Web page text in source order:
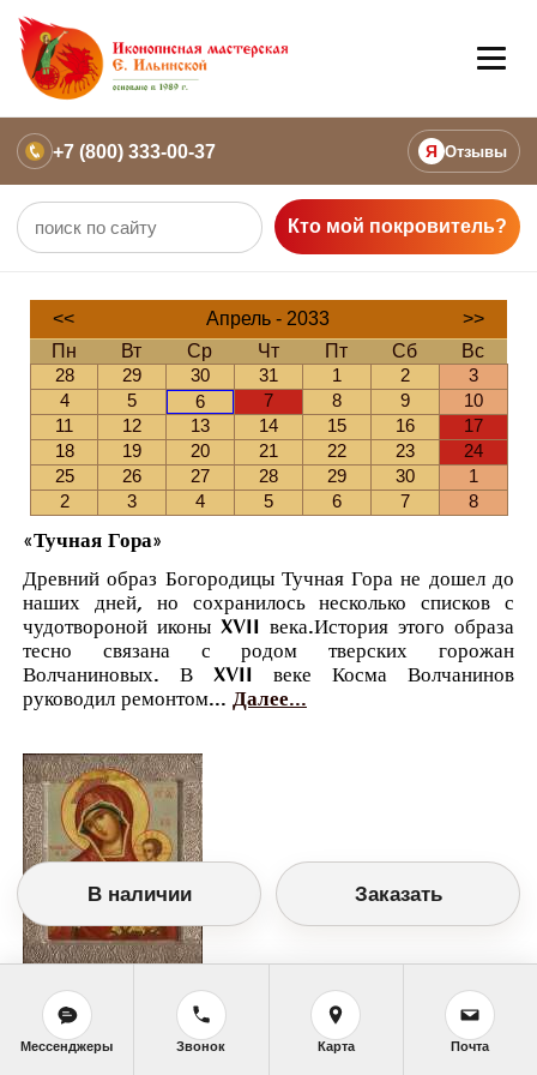
+7 (800) 333-00-37 Я Отзывы
Кто мой покровитель?
<< Апрель - 2033
>>
Пн
Вт Ср Чт Пт Сб
Вс
28
29 30 31 1 2
3
4
5 6 7 8 9
10
11
12 13 14 15 16
17
18
19 20 21 22 23
24
25
26 27 28 29 30
1
2
3 4 5 6 7 8
«Тучная Гора»
Древний образ Богородицы Тучная Гора не дошел до
наших дней, но сохранилось несколько списков с
чудотвороной иконы XVII века.История этого образа
тесно связана с родом тверских горожан
Волчаниновых. В XVII веке Косма Волчанинов
руководил ремонтом... Далее...
Православный календарь
<< Среда, 6 Апреля (24 Марта по старому
стилю)
>>
В наличии Заказать
Мессенджеры Звонок Карта Почта